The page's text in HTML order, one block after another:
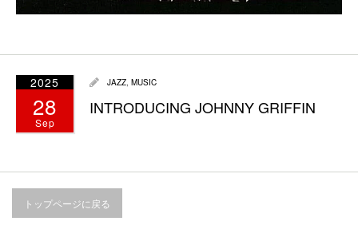
2025
28
Sep
JAZZ, MUSIC
INTRODUCING JOHNNY GRIFFIN
トップページに戻る